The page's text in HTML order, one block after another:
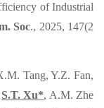
of Industrial
Soc., 2025, 147(2
Tang, Y.Z. Fan,
S.T. Xu*, A.M. Zhe